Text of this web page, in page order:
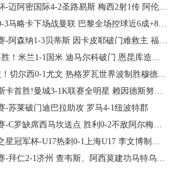
阿密国际4-2圣路易斯 梅西2射1传 阿伦助攻戴帽
略卡下场战曼联 巴黎全场控球近6成+8射3正未果
纳1-3贝蒂斯 因卡皮耶破门难救主 福纳尔斯1射2传
1-1国米 迪马尔科破门 恩昆库造点+点射拉莫斯登场
0-1尤文 热格罗瓦世界波制胜穆德里克时隔614天复出
!曼城3-1K联赛全明星 赖因德斯努里破门塞梅尼奥助攻
-苏莱破门迪巴拉助攻 罗马4-1纽波特郡
C罗缺席西马坎送点 胜利0-2不敌阿尔梅里亚
冠军杯-U17热刺0-1上海U17 李文博制胜球
2-1济州 查韦斯、阿西莫建功马特乌斯彩虹过人送助攻